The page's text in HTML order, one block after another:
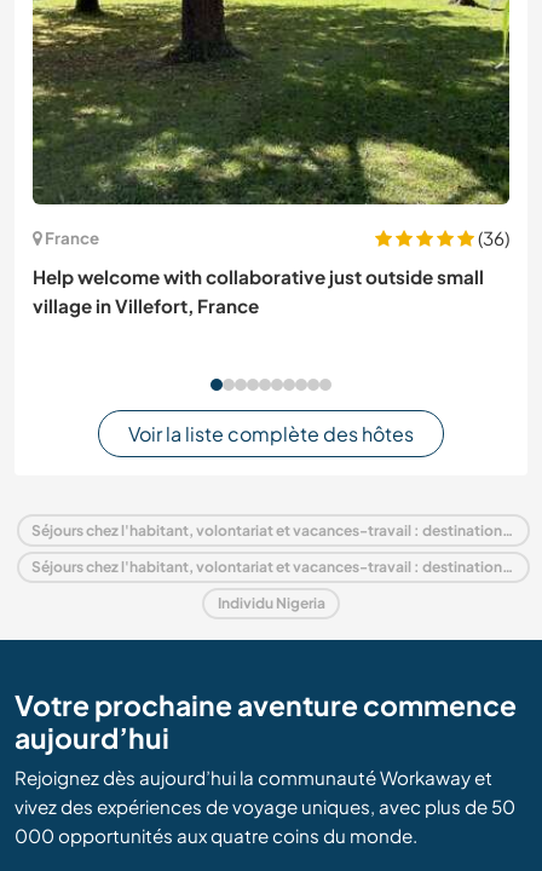
France
(36)
Help welcome with collaborative just outside small
village in Villefort, France
Voir la liste complète des hôtes
Séjours chez l'habitant, volontariat et vacances-travail : destination Nigeria
Séjours chez l'habitant, volontariat et vacances-travail : destination Afrique
Individu Nigeria
Votre prochaine aventure commence
aujourd’hui
Rejoignez dès aujourd’hui la communauté Workaway et
vivez des expériences de voyage uniques, avec plus de 50
000 opportunités aux quatre coins du monde.